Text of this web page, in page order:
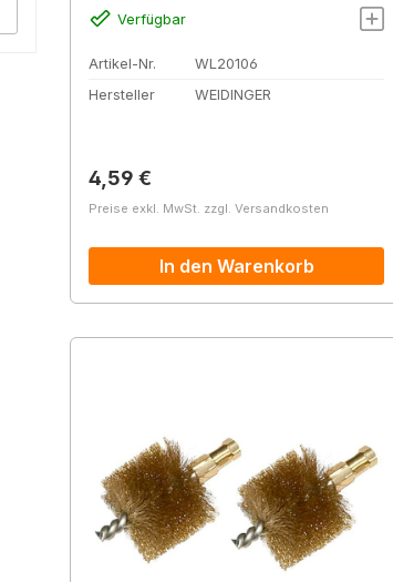
Verfügbar
Artikel-Nr.
WL20106
Hersteller
WEIDINGER
Regulärer Preis:
4,59 €
Preise exkl. MwSt. zzgl. Versandkosten
In den Warenkorb